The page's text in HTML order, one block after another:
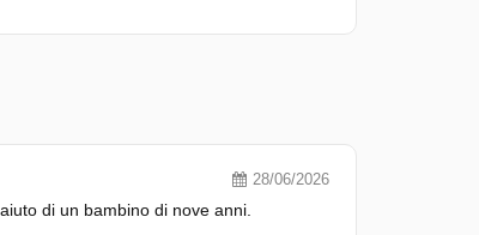
28/06/2026
di un bambino di nove anni.